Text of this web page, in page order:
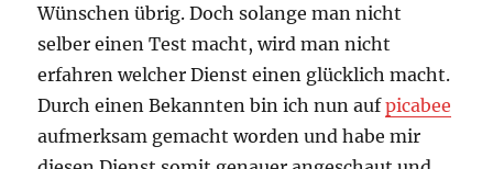
Wünschen übrig. Doch solange man nicht
selber einen Test macht, wird man nicht
erfahren welcher Dienst einen glücklich macht.
Durch einen Bekannten bin ich nun aufpicabee
aufmerksam gemacht worden und habe mir